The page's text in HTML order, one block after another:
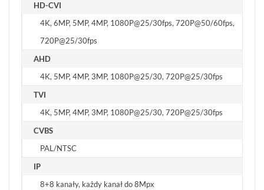
HD-CVI
4K, 6MP, 5MP, 4MP, 1080P@25/30fps, 720P@50/60fps,
720P@25/30fps
AHD
4K, 5MP, 4MP, 3MP, 1080P@25/30, 720P@25/30fps
TVI
4K, 5MP, 4MP, 3MP, 1080P@25/30, 720P@25/30fps
CVBS
PAL/NTSC
IP
8+8 kanały, każdy kanał do 8Mpx